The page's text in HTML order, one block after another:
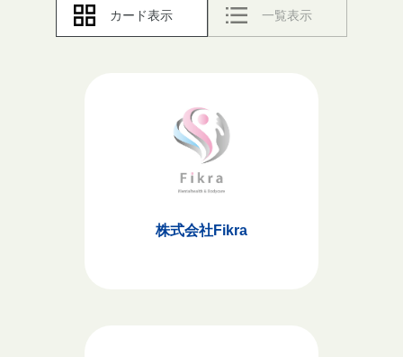
カード表示 一覧表示
株式会社Fikra